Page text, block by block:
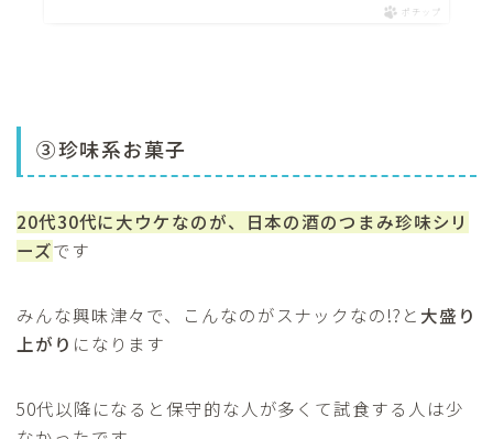
ポチップ
③珍味系お菓子
20代30代に大ウケなのが、日本の酒のつまみ珍味シリ
ーズです
みんな興味津々で、こんなのがスナックなの!?と 大盛り
上がり になります
50代以降になると保守的な人が多くて試食する人は少